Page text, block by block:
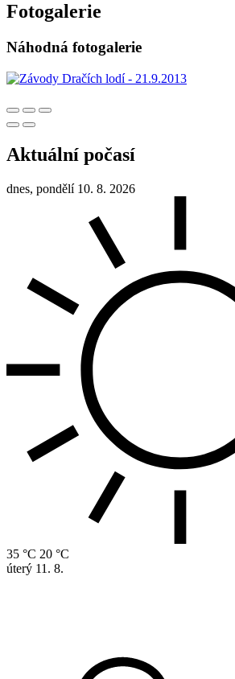
Fotogalerie
Náhodná fotogalerie
Aktuální počasí
dnes, pondělí 10. 8. 2026
35 °C 20 °C
úterý 11. 8.